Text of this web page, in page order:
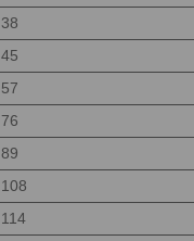
38
45
57
76
89
108
114